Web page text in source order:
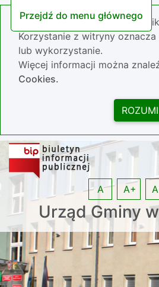
Przejdź do menu głównego
Nasza strona wykorzystuje
Korzystanie z witryny
lub wykorzystanie.
Więcej informacji można
Cookies.
Urząd Gminy
A A+